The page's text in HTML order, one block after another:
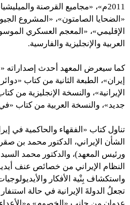
2011م»، «مجاميع القرصنة
«الضحايا الصامتون»، «المشروع
الإقليمي»، «المعجم العسكري
العربية والإنجليزية والفارسية.
كما سيعرض المعهد أحدث إصداراته
إيران»، الطبعة الثانية من كتاب
الإيرانية»، والنسخة الإنجليزية من
جديد»، والنسخة العربية من كتاب
تناول كتاب «الفقهاء والحاكمية في
الشأن الإيراني، الدكتور محمد
ورئيس المعهد)، والدكتور محمد السيد
النظام الإيراني من خصائص عنف
واستكشاف بِنْية الأفكار
تجعلُ الدولةَ الإيرانية في حالة